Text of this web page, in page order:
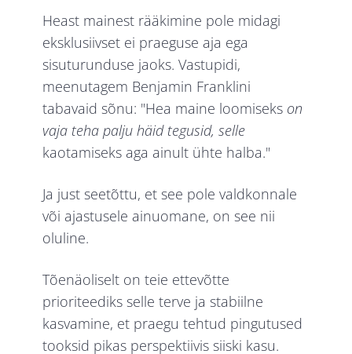
Heast mainest rääkimine pole midagi
eksklusiivset ei praeguse aja ega
sisuturunduse jaoks. Vastupidi,
meenutagem Benjamin Franklini
tabavaid sõnu: "Hea maine loomiseks on
vaja teha palju häid tegusid, selle
kaotamiseks aga ainult ühte halba."
Ja just seetõttu, et see pole valdkonnale
või ajastusele ainuomane, on see nii
oluline.
Tõenäoliselt on teie ettevõtte
prioriteediks selle terve ja stabiilne
kasvamine, et praegu tehtud pingutused
tooksid pikas perspektiivis siiski kasu.